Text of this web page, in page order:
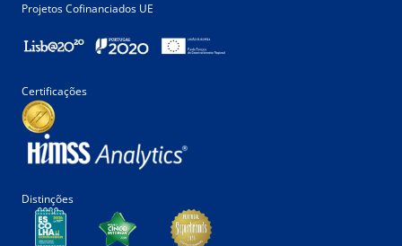
Projetos Cofinanciados UE
Certificações
Distinções